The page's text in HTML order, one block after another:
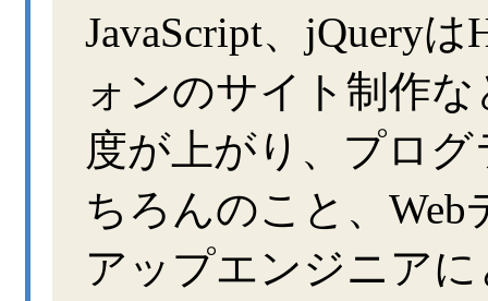
JavaScript、jQuery
ォンのサイト制作
度が上がり、プロ
ちろんのこと、
アップエンジニア